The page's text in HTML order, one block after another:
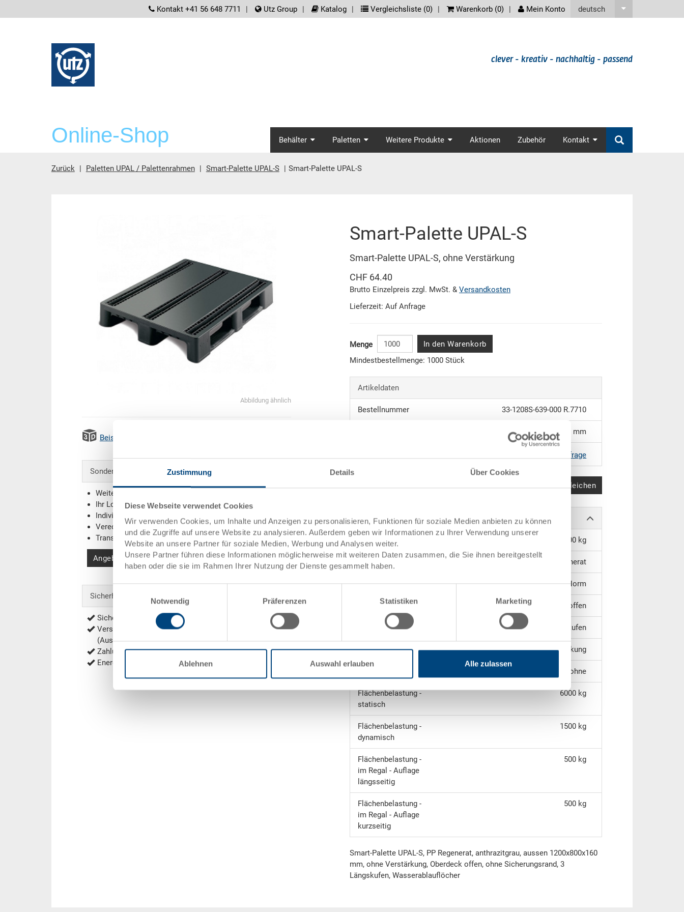
Zustimmung Details Über Cookies
Diese Webseite verwendet Cookies
Wir verwenden Cookies, um Inhalte und Anzeigen zu personalisieren, Funktionen für soziale Medien anbieten zu können
und die Zugriffe auf unsere Website zu analysieren. Außerdem geben wir Informationen zu Ihrer Verwendung unserer
Website an unsere Partner für soziale Medien, Werbung und Analysen weiter.
Unsere Partner führen diese Informationen möglicherweise mit weiteren Daten zusammen, die Sie ihnen bereitgestellt
haben oder die sie im Rahmen Ihrer Nutzung der Dienste gesammelt haben.
Notwendig
Präferenzen Statistiken Marketing
Ablehnen Auswahl erlauben Alle zulassen
deutsch
screenreader.meta_nav
Kontakt +41 56 648 7711 Utz Group Katalog Vergleichsliste (0) Warenkorb (0) Mein Konto
clever - kreativ - nachhaltig - passend
Online-Shop screenreader.main_nav
Behälter Paletten Weitere Produkte Aktionen Zubehör Kontakt
Zurück Paletten UPAL / Palettenrahmen Smart-Palette UPAL-S Smart-Palette UPAL-S
Abbildung ähnlich
Beispiel 3D Animation
Sonderanfertigungen - Unser Spezialgebiet
Weitere Farben
Ihr Logo / Labeling(Beispiele)
Individuelle Systemlösungen
Veredelungen
Transponder (RFID) / Barcodes(Beispiele)
Angebot anfordern
Sicherheit & Bestellung
Sichere Bestellung mit Verschlüsselung
Versandkostenfrei ab 1'000.- CHF Nettowarenwert
(Ausnahmen sieheVersandkosten)
Zahlung per Rechnung, Vorauskasse
Energieeffiziente und nachhaltige Produktion
Smart-Palette UPAL-S
Smart-Palette UPAL-S, ohne Verstärkung
CHF 64.40
Brutto Einzelpreis zzgl. MwSt. & Versandkosten
Lieferzeit: Auf Anfrage
Menge
In den Warenkorb
Mindestbestellmenge: 1000 Stück
Artikeldaten
Bestellnummer 33-1208S-639-000 R.7710
1200 x 800 x 160 mm
Weitere Farben auf Anfrage
Angebot anfordern Produkt vergleichen
Technische Daten
Gewicht 14.00 kg
Material PP Regenerat
Systemvariante EURO-Norm
Oberdeck offen
Kufenausführung 3 Längskufen
Verstärkung ohne Verstärkung
ohne
Flächenbelastung -
statisch
6000 kg
Flächenbelastung -
dynamisch
1500 kg
Flächenbelastung -
im Regal - Auflage
längsseitig
500 kg
Flächenbelastung -
im Regal - Auflage
kurzseitig
500 kg
Smart-Palette UPAL-S, PP Regenerat, anthrazitgrau, aussen 1200x800x160
mm, ohne Verstärkung, Oberdeck offen, ohne Sicherungsrand, 3
Längskufen, Wasserablauflöcher